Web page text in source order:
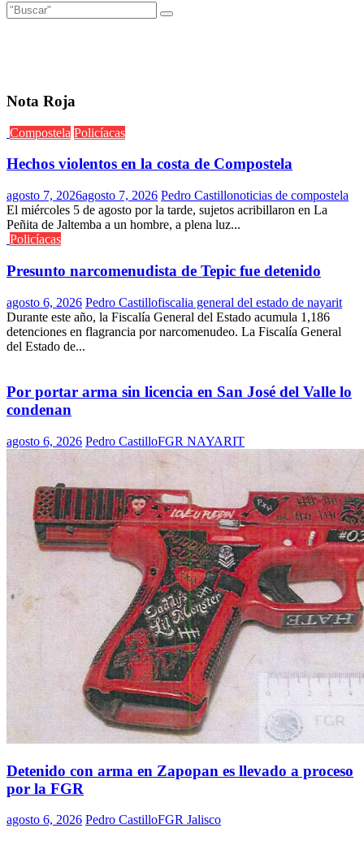
Nota Roja
Compostela Policíacas
Hechos violentos en la costa de Compostela
agosto 7, 2026agosto 7, 2026 Pedro Castillonoticias de compostela
El miércoles 5 de agosto por la tarde, sujetos acribillaron en La
Peñita de Jaltemba a un hombre, a plena luz...
Policíacas
Presunto narcomenudista de Tepic fue detenido
agosto 6, 2026 Pedro Castillofiscalia general del estado de nayarit
Durante este año, la Fiscalía General del Estado acumula 1,186
detenciones en flagrancia por narcomenudeo. La Fiscalía General
del Estado de...
Por portar arma sin licencia en San José del Valle lo
condenan
agosto 6, 2026 Pedro CastilloFGR NAYARIT
Detenido con arma en Zapopan es llevado a proceso
por la FGR
agosto 6, 2026 Pedro CastilloFGR Jalisco